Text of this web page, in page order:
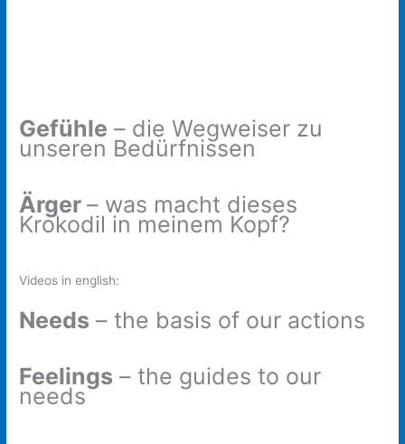
Gefühle – die Wegweiser zu
unseren Bedürfnissen
Ärger– was macht dieses
Krokodil in meinem Kopf?
Videos in english:
Needs – the basis of our actions
Feelings – the guides to our
needs